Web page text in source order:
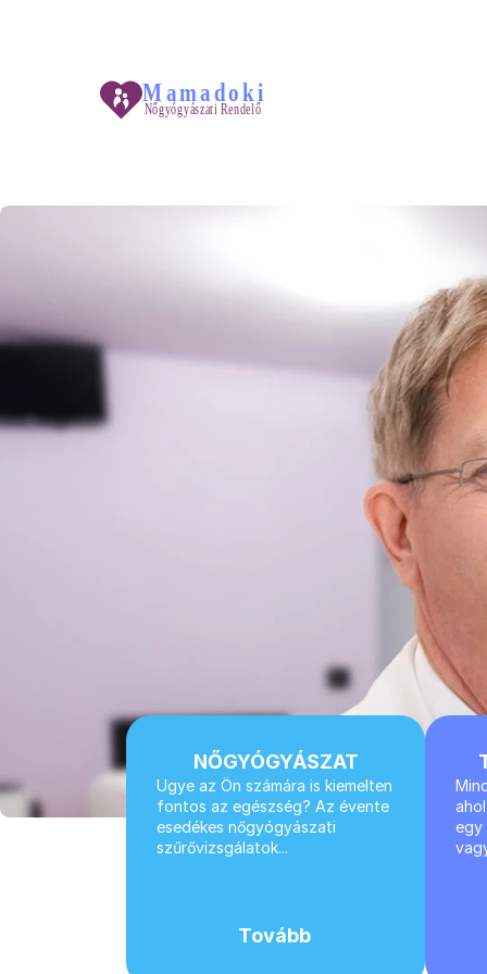
NŐGYÓGYÁSZAT
Ugye az Ön számára is kiemelten
fontos az egészség? Az évente
esedékes nőgyógyászati
szűrővizsgálatok...
Tovább
egy